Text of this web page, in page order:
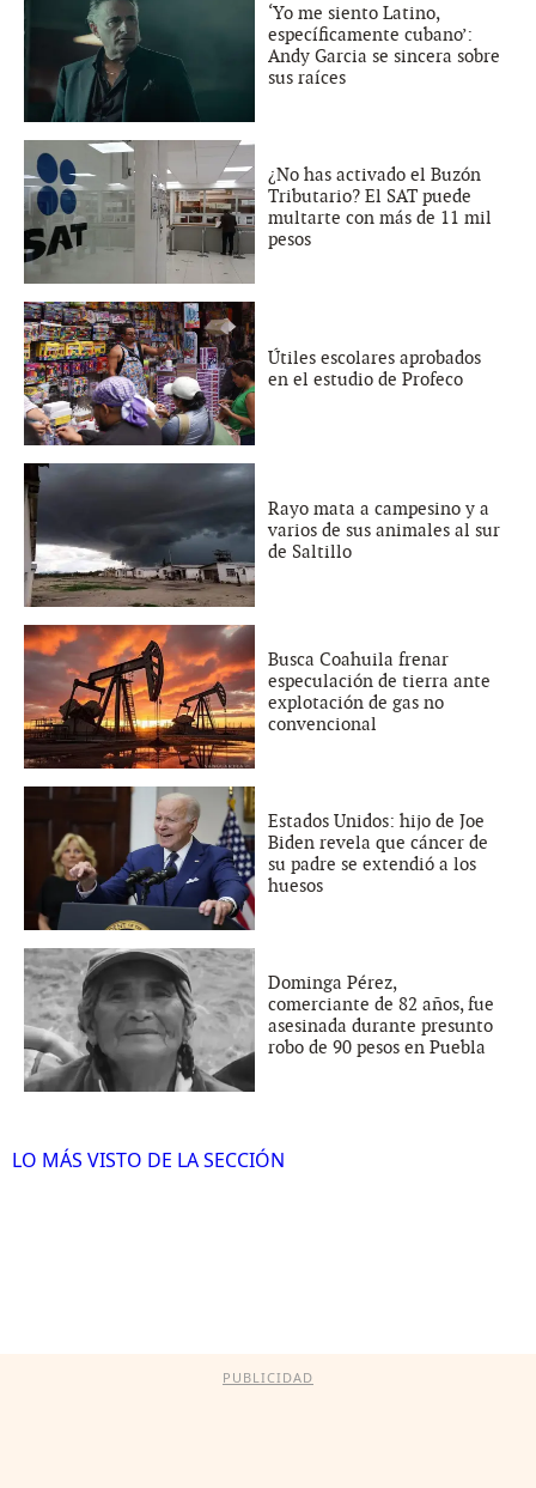
‘Yo me siento Latino,
específicamente cubano’:
Andy Garcia se sincera sobre
sus raíces
¿No has activado el Buzón
Tributario? El SAT puede
multarte con más de 11 mil
pesos
Útiles escolares aprobados
en el estudio de Profeco
Rayo mata a campesino y a
varios de sus animales al sur
de Saltillo
Busca Coahuila frenar
especulación de tierra ante
explotación de gas no
convencional
Estados Unidos: hijo de Joe
Biden revela que cáncer de
su padre se extendió a los
huesos
Dominga Pérez,
comerciante de 82 años, fue
asesinada durante presunto
robo de 90 pesos en Puebla
LO MÁS VISTO DE LA SECCIÓN
PUBLICIDAD